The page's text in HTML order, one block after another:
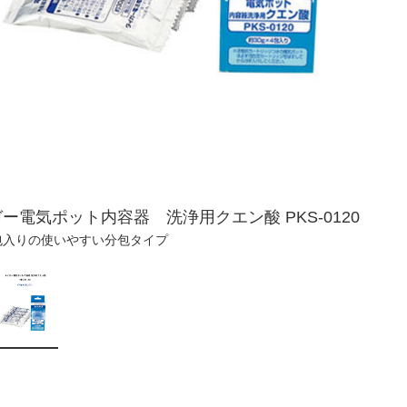
ー電気ポット内容器 洗浄用クエン酸 PKS-0120
りの使いやすい分包タイプ